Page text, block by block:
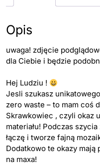
Opis
uwaga! zdjęcie
dla Ciebie i będzie
Hej Ludziu !
Jesli szukasz
zero waste – to mam coś
Skrawkowiec , czyli okaz
materiału! Podczas
łączę i tworze fajną
Dodatkowo te okazy
na maxa!